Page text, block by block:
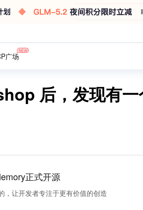
广场
后，发现有
正式开源
，让开发者专注于更有价值的创造